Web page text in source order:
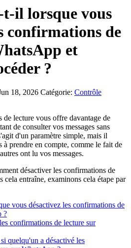
t-il lorsque vous
confirmations de
et
?
18, 2026 Catégorie: Contrôle
lecture vous offre davantage de
de consulter vos messages sans
d'un paramètre simple, mais il
à prendre en compte, comme le fait de
ont lu vos messages.
désactiver les confirmations de
cela entraîne, examinons cela étape par
vous désactivez les confirmations de
?
confirmations de lecture sur
quelqu'un a désactivé les